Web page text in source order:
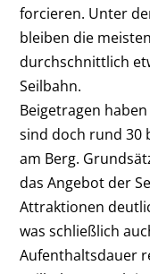
forcieren. Unter
bleiben die
durchschnittlich
Seilbahn.
Beigetragen
sind doch rund 30
am Berg.
das Angebot der
Attraktionen
was schließlich
Aufenthaltsdauer